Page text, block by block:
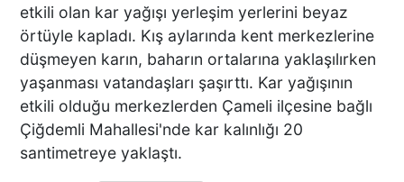
etkili olan kar yağışı yerleşim yerlerini beyaz
örtüyle kapladı. Kış aylarında kent merkezlerine
düşmeyen karın, baharın ortalarına yaklaşılırken
yaşanması vatandaşları şaşırttı. Kar yağışının
etkili olduğu merkezlerden Çameli ilçesine bağlı
Çiğdemli Mahallesi'nde kar kalınlığı 20
santimetreye yaklaştı.